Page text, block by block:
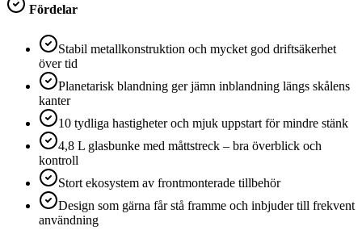
Fördelar
Stabil metallkonstruktion och mycket god driftsäkerhet
över tid
Planetarisk blandning ger jämn inblandning längs skålens
kanter
10 tydliga hastigheter och mjuk uppstart för mindre stänk
4,8 L glasbunke med måttstreck – bra överblick och
kontroll
Stort ekosystem av frontmonterade tillbehör
Design som gärna får stå framme och inbjuder till frekvent
användning